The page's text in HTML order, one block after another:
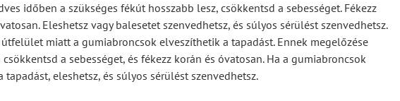
időben a szükséges fékút hosszabb lesz, csökkentsd a sebességet. Fékezz
Eleshetsz vagy balesetet szenvedhetsz, és súlyos sérülést szenvedhetsz.
útfelület miatt a gumiabroncsok elveszíthetik a tapadást. Ennek megelőzése
a sebességet, és fékezz korán és óvatosan. Ha a gumiabroncsok
tapadást, eleshetsz, és súlyos sérülést szenvedhetsz.